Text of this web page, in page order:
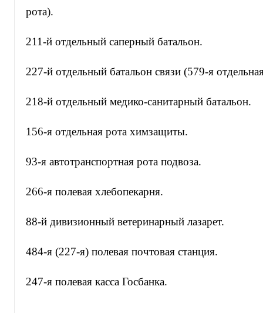
рота).
211-й отдельный саперный батальон.
227-й отдельный батальон связи (579-я
218-й отдельный медико-санитарный батальон.
156-я отдельная рота химзащиты.
93-я автотранспортная рота подвоза.
266-я полевая хлебопекарня.
88-й дивизионный ветеринарный лазарет.
484-я (227-я) полевая почтовая станция.
247-я полевая касса Госбанка.